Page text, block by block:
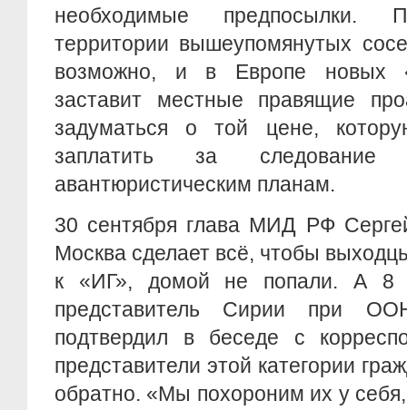
необходимые
территории вышеупомянутых
возможно, и в Европе новых
заставит местные правящие
задуматься о той цене,
заплатить за следование
авантюристическим планам.
30 сентября глава МИД РФ
Москва сделает всё, чтобы
к «ИГ», домой не попали. А 8
представитель Сирии при
подтвердил в беседе с
представители этой категории
обратно. «Мы похороним их у